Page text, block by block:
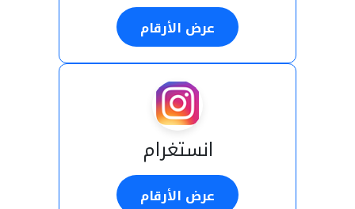
عرض الأرقام
انستغرام
عرض الأرقام